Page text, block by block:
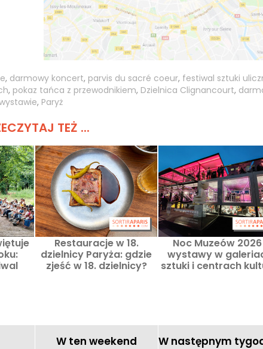
, darmowy koncert, parvis du sacré coeur, festiwal sztuki
, pokaz tańca z przewodnikiem, Dzielnica Clignancourt,
, Paryż
TEŻ ...
Restauracje w 18.
dzielnicy Paryża: gdzie
zjeść w 18. dzielnicy?
Noc Muzeów 2026
wystawy w
sztuki i centrach
W ten weekend W następnym